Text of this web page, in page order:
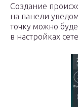
Создание
на панели
точку можно
в настройках